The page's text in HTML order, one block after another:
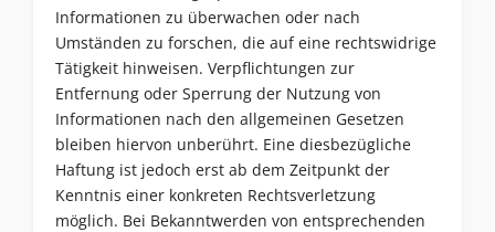
Informationen zu überwachen oder nach
Umständen zu forschen, die auf eine rechtswidrige
Tätigkeit hinweisen. Verpflichtungen zur
Entfernung oder Sperrung der Nutzung von
Informationen nach den allgemeinen Gesetzen
bleiben hiervon unberührt. Eine diesbezügliche
Haftung ist jedoch erst ab dem Zeitpunkt der
Kenntnis einer konkreten Rechtsverletzung
möglich. Bei Bekanntwerden von entsprechenden